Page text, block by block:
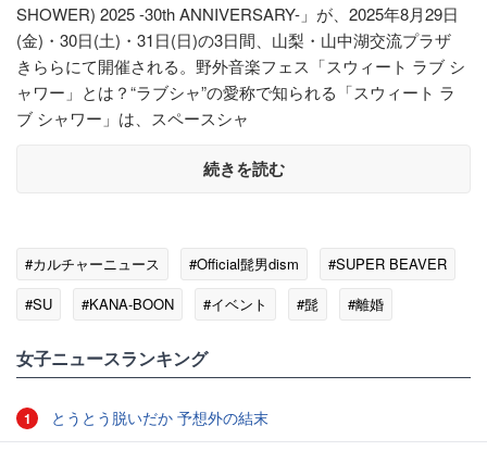
SHOWER) 2025 -30th ANNIVERSARY-」が、2025年8月29日
(金)・30日(土)・31日(日)の3日間、山梨・山中湖交流プラザ
きららにて開催される。野外音楽フェス「スウィート ラブ シ
ャワー」とは？“ラブシャ”の愛称で知られる「スウィート ラ
ブ シャワー」は、スペースシャ
続きを読む
#カルチャーニュース #Official髭男dism
#SUPER BEAVER
#SU
#KANA-BOON #イベント #髭 #離婚
女子ニュースランキング
1 とうとう脱いだか 予想外の結末